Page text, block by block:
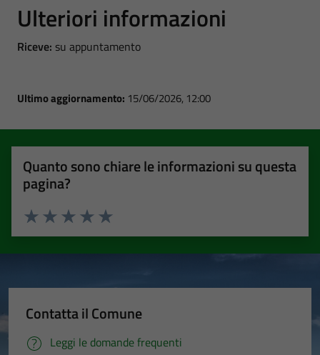
Ulteriori informazioni
Riceve: su appuntamento
Ultimo aggiornamento: 15/06/2026, 12:00
Quanto sono chiare le informazioni su questa
pagina?
Valuta 5 stelle su 5
Valuta 4 stelle su 5
Valuta 3 stelle su 5
Valuta 2 stelle su 5
Valuta 1 stelle su 5
Contatta il Comune
Leggi le domande frequenti